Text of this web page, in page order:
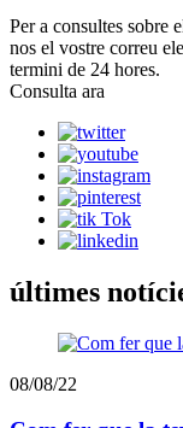
Per a consultes sobre
nos el vostre correu
termini de 24 hores.
Consulta ara
últimes
08/08/22